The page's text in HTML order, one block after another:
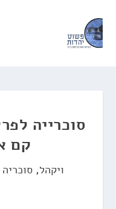
סוכרייה
קם
ויקהל,